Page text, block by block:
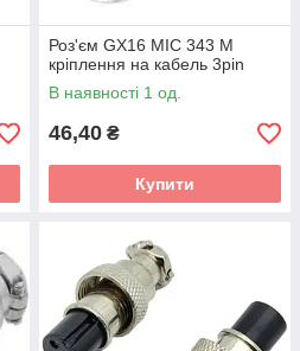
Роз'єм GX16 MIC 343 M
кріплення на кабель 3pin
В наявності 1 од.
46,40 ₴
Купити